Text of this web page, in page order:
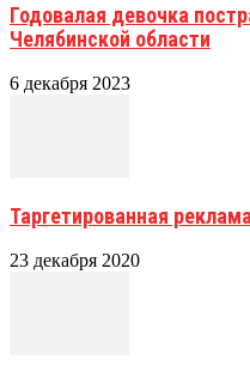
Годовалая девочка
Челябинской области
6 декабря 2023
Таргетированная
23 декабря 2020